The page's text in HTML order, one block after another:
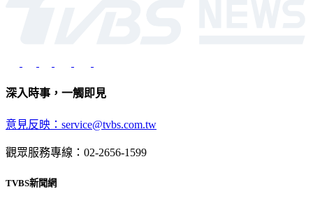
深入時事，一觸即見
意見反映：service@tvbs.com.tw
觀眾服務專線：02-2656-1599
TVBS新聞網